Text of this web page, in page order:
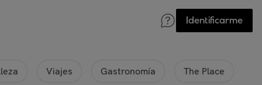
Identificarme
Viajes Gastronomía The Place